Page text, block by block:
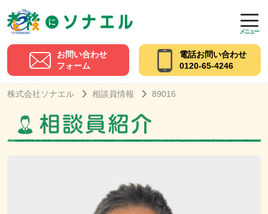
メニュー
お問い合わせ
フォーム
電話お問い合わせ
0120-65-4246
株式会社ソナエル 相談員情報 89016